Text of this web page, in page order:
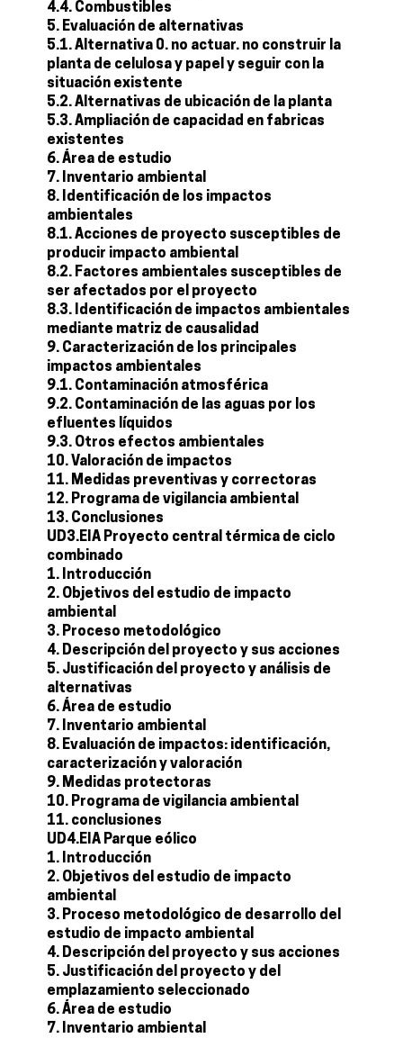
4.4. Combustibles
5. Evaluación de alternativas
5.1. Alternativa 0. no actuar. no construir la
planta de celulosa y papel y seguir con la
situación existente
5.2. Alternativas de ubicación de la planta
5.3. Ampliación de capacidad en fabricas
existentes
6. Área de estudio
7. Inventario ambiental
8. Identificación de los impactos
ambientales
8.1. Acciones de proyecto susceptibles de
producir impacto ambiental
8.2. Factores ambientales susceptibles de
ser afectados por el proyecto
8.3. Identificación de impactos ambientales
mediante matriz de causalidad
9. Caracterización de los principales
impactos ambientales
9.1. Contaminación atmosférica
9.2. Contaminación de las aguas por los
efluentes líquidos
9.3. Otros efectos ambientales
10. Valoración de impactos
11. Medidas preventivas y correctoras
12. Programa de vigilancia ambiental
13. Conclusiones
UD3.EIA Proyecto central térmica de ciclo
combinado
1. Introducción
2. Objetivos del estudio de impacto
ambiental
3. Proceso metodológico
4. Descripción del proyecto y sus acciones
5. Justificación del proyecto y análisis de
alternativas
6. Área de estudio
7. Inventario ambiental
8. Evaluación de impactos: identificación,
caracterización y valoración
9. Medidas protectoras
10. Programa de vigilancia ambiental
11. conclusiones
UD4.EIA Parque eólico
1. Introducción
2. Objetivos del estudio de impacto
ambiental
3. Proceso metodológico de desarrollo del
estudio de impacto ambiental
4. Descripción del proyecto y sus acciones
5. Justificación del proyecto y del
emplazamiento seleccionado
6. Área de estudio
7. Inventario ambiental